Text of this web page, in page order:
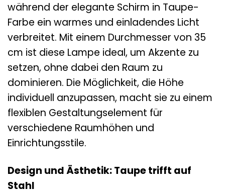
während der elegante Schirm in Taupe-
Farbe ein warmes und einladendes Licht
verbreitet. Mit einem Durchmesser von 35
cm ist diese Lampe ideal, um Akzente zu
setzen, ohne dabei den Raum zu
dominieren. Die Möglichkeit, die Höhe
individuell anzupassen, macht sie zu einem
flexiblen Gestaltungselement für
verschiedene Raumhöhen und
Einrichtungsstile.
Design und Ästhetik: Taupe trifft auf
Stahl